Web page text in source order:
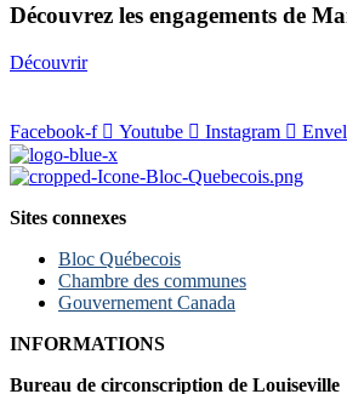
Découvrez les engagements de
Découvrir
Facebook-f Youtube Instagram
Sites connexes
Bloc Québecois
Chambre des communes
Gouvernement Canada
INFORMATIONS
Bureau de circonscription de Louiseville